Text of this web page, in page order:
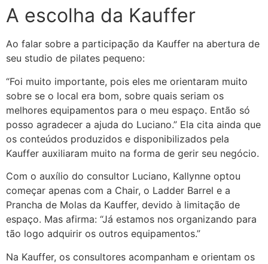
A escolha da Kauffer
Ao falar sobre a participação da Kauffer na abertura de
seu studio de pilates pequeno:
“Foi muito importante, pois eles me orientaram muito
sobre se o local era bom, sobre quais seriam os
melhores equipamentos para o meu espaço. Então só
posso agradecer a ajuda do Luciano.” Ela cita ainda que
os conteúdos produzidos e disponibilizados pela
Kauffer auxiliaram muito na forma de gerir seu negócio.
Com o auxílio do consultor Luciano, Kallynne optou
começar apenas com a Chair, o Ladder Barrel e a
Prancha de Molas da Kauffer, devido à limitação de
espaço. Mas afirma: “Já estamos nos organizando para
tão logo adquirir os outros equipamentos.”
Na Kauffer, os consultores acompanham e orientam os